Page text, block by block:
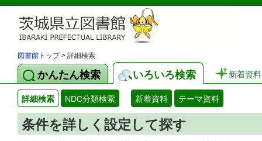
図書館トップ> 詳細検索
かんたん検索 いろいろ検索 新着資料
詳細検索 NDC分類検索 新着資料 テーマ資料
条件を詳しく設定して探す